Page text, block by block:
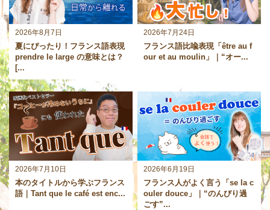
2026年8月7日
夏にぴったり！フランス語表現
prendre le large の意味とは？
[...
2026年7月24日
フランス語比喩表現「être au f
our et au moulin」｜“オー...
2026年7月10日
本のタイトルから学ぶフランス
語｜Tant que le café est enc...
2026年6月19日
フランス人がよく言う「se la c
ouler douce」｜“のんびり過
ごす”...